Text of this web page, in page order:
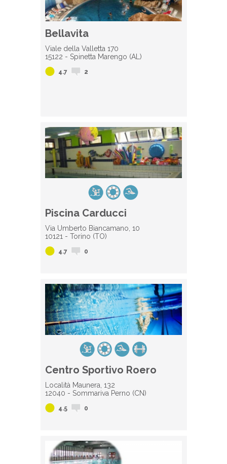
Bellavita
Viale della Valletta 170
15122 - Spinetta Marengo (AL)
4.7 2
Piscina Carducci
Via Umberto Biancamano, 10
10121 - Torino (TO)
4.7 0
Centro Sportivo Roero
Località Maunera, 132
12040 - Sommariva Perno (CN)
4.5 0